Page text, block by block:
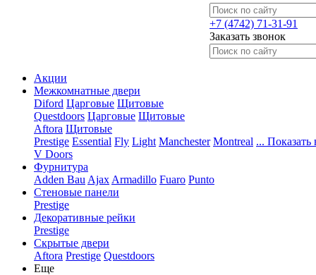
+7 (4742) 71-31-91
Заказать звонок
Акции
Межкомнатные двери
Diford Царговые Щитовые
Questdoors Царговые Щитовые
Aftora Щитовые
Prestige Essential Fly Light Manchester Montreal ... Показать
V Doors
Фурнитура
Adden Bau Ajax Armadillo Fuaro Punto
Стеновые панели
Prestige
Декоративные рейки
Prestige
Скрытые двери
Aftora Prestige Questdoors
Еще